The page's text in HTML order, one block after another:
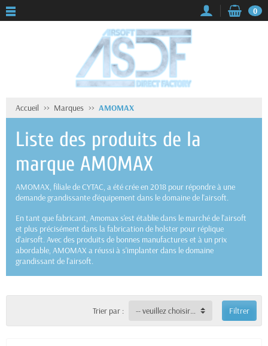
0
Accueil Marques AMOMAX
Liste des produits de la
marque AMOMAX
AMOMAX, filiale de CYTAC, a été crée en 2018 pour répondre à une
demande grandissante d'équipement dans le domaine de l'airsoft.
En tant que fabricant, Amomax s'est établie dans le marché de l'airsoft
et plus précisément dans la fabrication de holster pour réplique
d'airsoft. Avec des produits de bonnes manufactures et à un prix
abordable, AMOMAX a réussi à s'implanter dans le domaine
grandissant de l'airsoft.
Trier par : -- veuillez choisir -- Filtrer